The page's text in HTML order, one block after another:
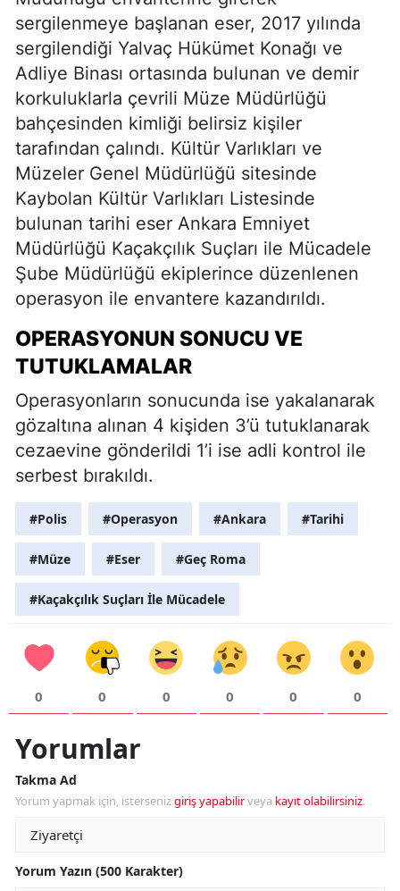
sergilenmeye başlanan eser, 2017 yılında
sergilendiği Yalvaç Hükümet Konağı ve
Adliye Binası ortasında bulunan ve demir
korkuluklarla çevrili Müze Müdürlüğü
bahçesinden kimliği belirsiz kişiler
tarafından çalındı. Kültür Varlıkları ve
Müzeler Genel Müdürlüğü sitesinde
Kaybolan Kültür Varlıkları Listesinde
bulunan tarihi eser Ankara Emniyet
Müdürlüğü Kaçakçılık Suçları ile Mücadele
Şube Müdürlüğü ekiplerince düzenlenen
operasyon ile envantere kazandırıldı.
OPERASYONUN SONUCU VE
TUTUKLAMALAR
Operasyonların sonucunda ise yakalanarak
gözaltına alınan 4 kişiden 3’ü tutuklanarak
cezaevine gönderildi 1’i ise adli kontrol ile
serbest bırakıldı.
#Polis #Operasyon #Ankara #Tarihi
#Müze #Eser #Geç Roma
#Kaçakçılık Suçları İle Mücadele
0 0 0 0 0 0
Yorumlar
Takma Ad
Yorum yapmak için, istersenizgiriş yapabilirveya kayıt olabilirsiniz.
Yorum Yazın (500 Karakter)